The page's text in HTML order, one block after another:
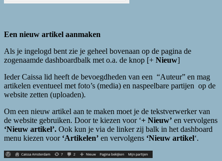
Een nieuw artikel aanmaken
Als je ingelogd bent zie je geheel bovenaan op de pagina de
zogenaamde dashboardbalk met o.a. de knop [+ Nieuw]
Ieder Caissa lid heeft de bevoegdheden van een “Auteur” en mag
artikelen eventueel met foto’s (media) en naspeelbare partijen op de
website zetten (uploaden).
Om een nieuw artikel aan te maken moet je de tekstverwerker van
de website gebruiken. Door te kiezen voor ‘+ Nieuw’ en vervolgens
‘Nieuw artikel’. Ook kun je via de linker zij balk in het dashboard
menu kiezen voor ‘Artikelen’ en vervolgens ‘Nieuw artikel‘.